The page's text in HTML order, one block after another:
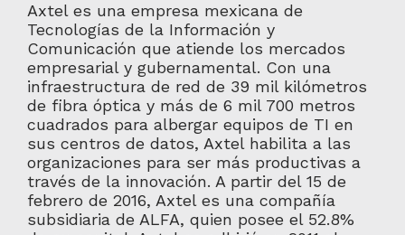
Axtel es una empresa mexicana de
Tecnologías de la Información y
Comunicación que atiende los mercados
empresarial y gubernamental. Con una
infraestructura de red de 39 mil kilómetros
de fibra óptica y más de 6 mil 700 metros
cuadrados para albergar equipos de TI en
sus centros de datos, Axtel habilita a las
organizaciones para ser más productivas a
través de la innovación. A partir del 15 de
febrero de 2016, Axtel es una compañía
subsidiaria de ALFA, quien posee el 52.8%